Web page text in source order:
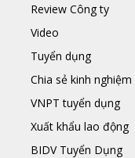
Review Công ty
Video
Tuyển dụng
Chia sẻ kinh nghiệm
VNPT tuyển dụng
Xuất khẩu lao động
BIDV Tuyển Dụng